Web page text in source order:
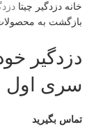
خانه دزدگیر چیتا
بازگشت به
دزدگیر
سری اول
تماس بگیرید